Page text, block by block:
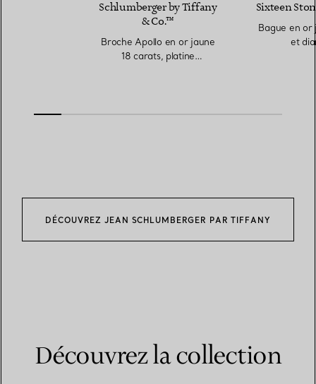
Schlumberger by Tiffany
& Co.™
Broche Apollo en or jaune
18 carats, platine
Sixteen
Bague en or
et
DÉCOUVREZ JEAN SCHLUMBERGER PAR TIFFANY
Découvrez la collection